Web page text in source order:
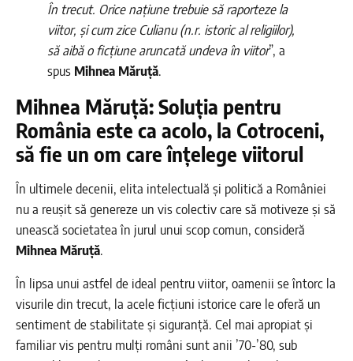
În trecut. Orice națiune trebuie să raporteze la
viitor, și cum zice Culianu (n.r. istoric al religiilor),
să aibă o ficțiune aruncată undeva în viitor”, a
spus Mihnea Măruță.
Mihnea Măruță: Soluția pentru
România este ca acolo, la Cotroceni,
să fie un om care înțelege viitorul
În ultimele decenii, elita intelectuală și politică a României
nu a reușit să genereze un vis colectiv care să motiveze și să
unească societatea în jurul unui scop comun, consideră
Mihnea Măruță.
În lipsa unui astfel de ideal pentru viitor, oamenii se întorc la
visurile din trecut, la acele ficțiuni istorice care le oferă un
sentiment de stabilitate și siguranță. Cel mai apropiat și
familiar vis pentru mulți români sunt anii ’70-’80, sub